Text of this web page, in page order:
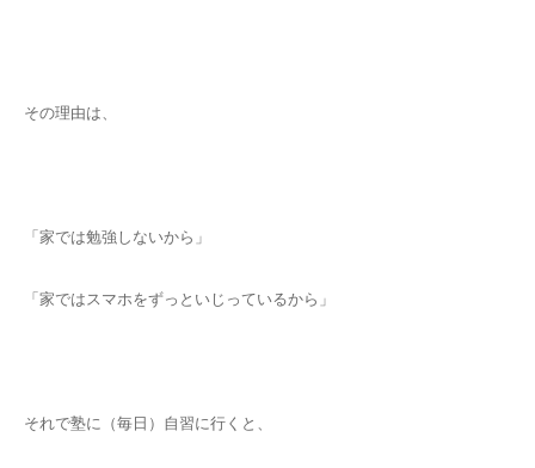
その理由は、
「家では勉強しないから」
「家ではスマホをずっといじっているから」
それで塾に（毎日）自習に行くと、